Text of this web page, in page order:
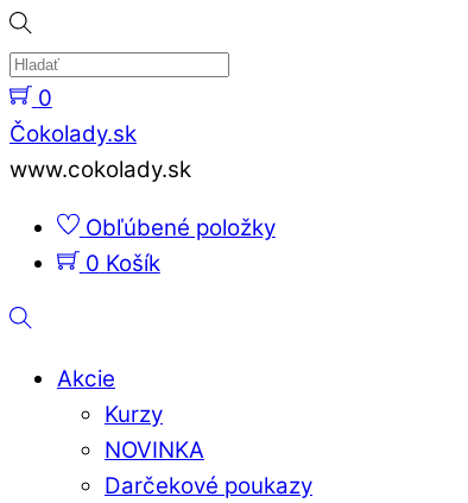
Skip
to
content
0
Menu
Čokolady.sk
www.cokolady.sk
Obľúbené položky
0 Košík
Hladať
Akcie
Kurzy
NOVINKA
Darčekové poukazy